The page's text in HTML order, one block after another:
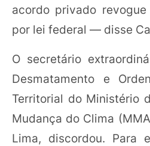
acordo privado
por lei federal — disse
O secretário
Desmatamento e
Territorial do Ministério
Mudança do Clima
Lima, discordou. Para